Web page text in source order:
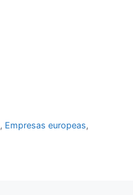
, Empresas europeas,